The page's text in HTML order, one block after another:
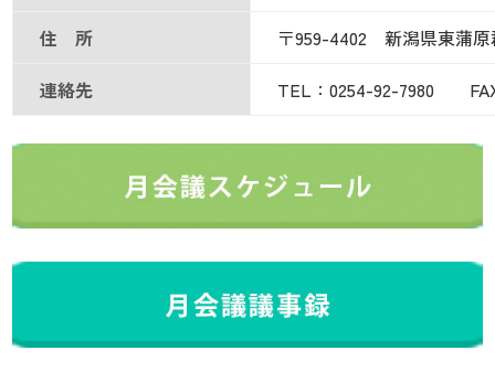
住 所
〒959-4402 新潟県東蒲原
連絡先
TEL：0254-92-7980